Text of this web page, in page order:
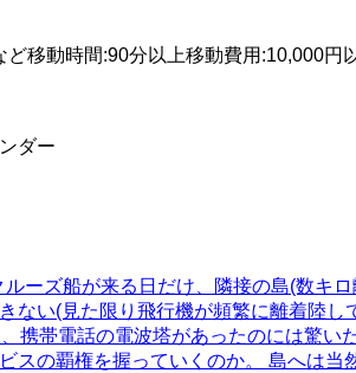
ど移動時間:90分以上移動費用 :10,000円
ダー
ーズ船が来る日だけ、隣接の島(数キ
い(見た限り飛行機が頻繁に離着陸
携帯電話の電波塔があったのには驚
スの覇権を握っていくのか。 島へは